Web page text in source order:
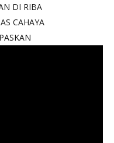
DI RIBA
CAHAYA